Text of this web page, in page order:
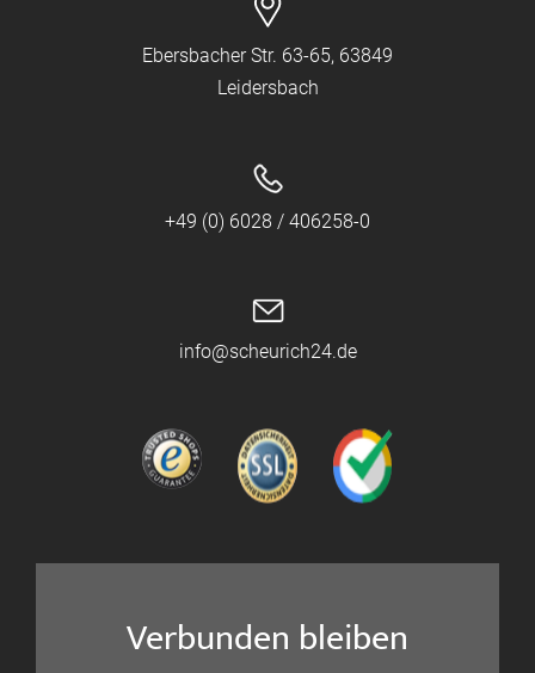
Ebersbacher Str. 63-65, 63849
Leidersbach
+49 (0) 6028 / 406258-0
info@scheurich24.de
Verbunden bleiben